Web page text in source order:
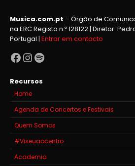
Musica.com.pt – Órgão de
na ERC Registo n.º 128122 | Diretor:
Portugal | Entrar em contacto
Facebook
Instagram
Spotify
Recursos
Home
Agenda de Concertos e Festivais
Quem Somos
#Viseuaocentro
Academia